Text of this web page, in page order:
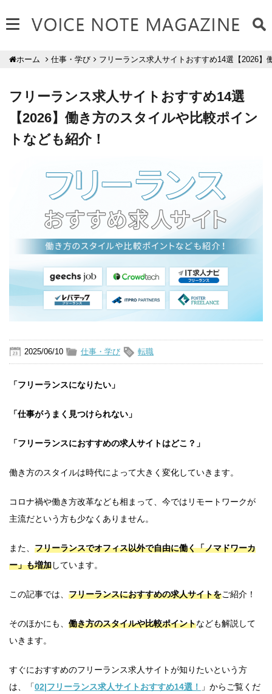
ホーム 仕事・学び フリーランス求人サイトおすすめ14選【2026
フリーランス求人サイトおすすめ14選
【2026】働き方のスタイルや比較ポイン
トなども紹介！
2025/06/10 仕事・学び 転職
「フリーランスになりたい」
「仕事がうまく見つけられない」
「フリーランスにおすすめの求人サイトはどこ？」
働き方のスタイルは時代によって大きく変化していきます。
コロナ禍や働き方改革なども相まって、今ではリモートワークが
主流だという方も少なくありません。
また、 フリーランスでオフィス以外で自由に働く「ノマドワーカ
ー」も増加しています。
この記事では、 フリーランスにおすすめの求人サイトをご紹介！
そのほかにも、 働き方のスタイルや比較ポイントなども解説して
いきます。
すぐにおすすめのフリーランス求人サイトが知りたいという方
は、「02|フリーランス求人サイトおすすめ14選！
」からご覧くだ